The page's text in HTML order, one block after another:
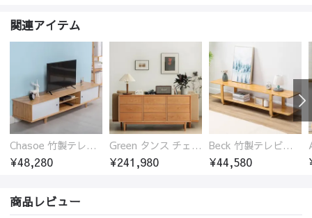
関連アイテム
Chasoe 竹製テレビ台 ローボード
¥48,280
Green タンス チェスト チェリー材 無垢材
¥241,980
Beck 竹製テレビ台 ローボード 開放的
¥44,580
商品レビュー